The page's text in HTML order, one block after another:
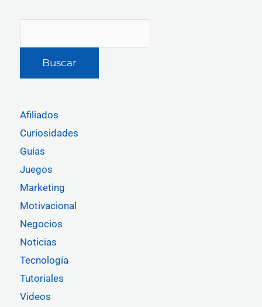
Buscar
Afiliados
Curiosidades
Guías
Juegos
Marketing
Motivacional
Negocios
Noticias
Tecnología
Tutoriales
Videos